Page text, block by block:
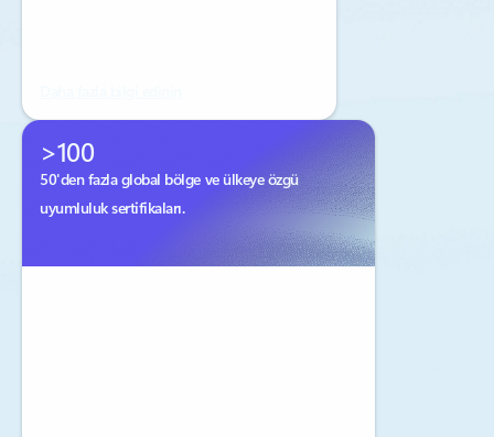
>100
50'den fazla global bölge ve ülkeye özgü
uyumluluk sertifikaları.